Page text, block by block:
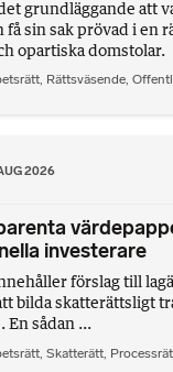
grundläggande att
få sin sak prövad i en
opartiska domstolar.
, Rättsväsende,
2026
investerare
förslag till
bilda skatterättsligt
En sådan ...
, Skatterätt,